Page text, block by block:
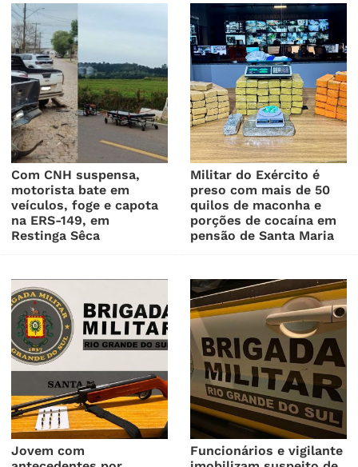
Com CNH suspensa,
motorista bate em
veículos, foge e capota
na ERS-149, em
Restinga Sêca
Militar do Exército é
preso com mais de 50
quilos de maconha e
porções de cocaína em
pensão de Santa Maria
Jovem com
Funcionários e vigilante